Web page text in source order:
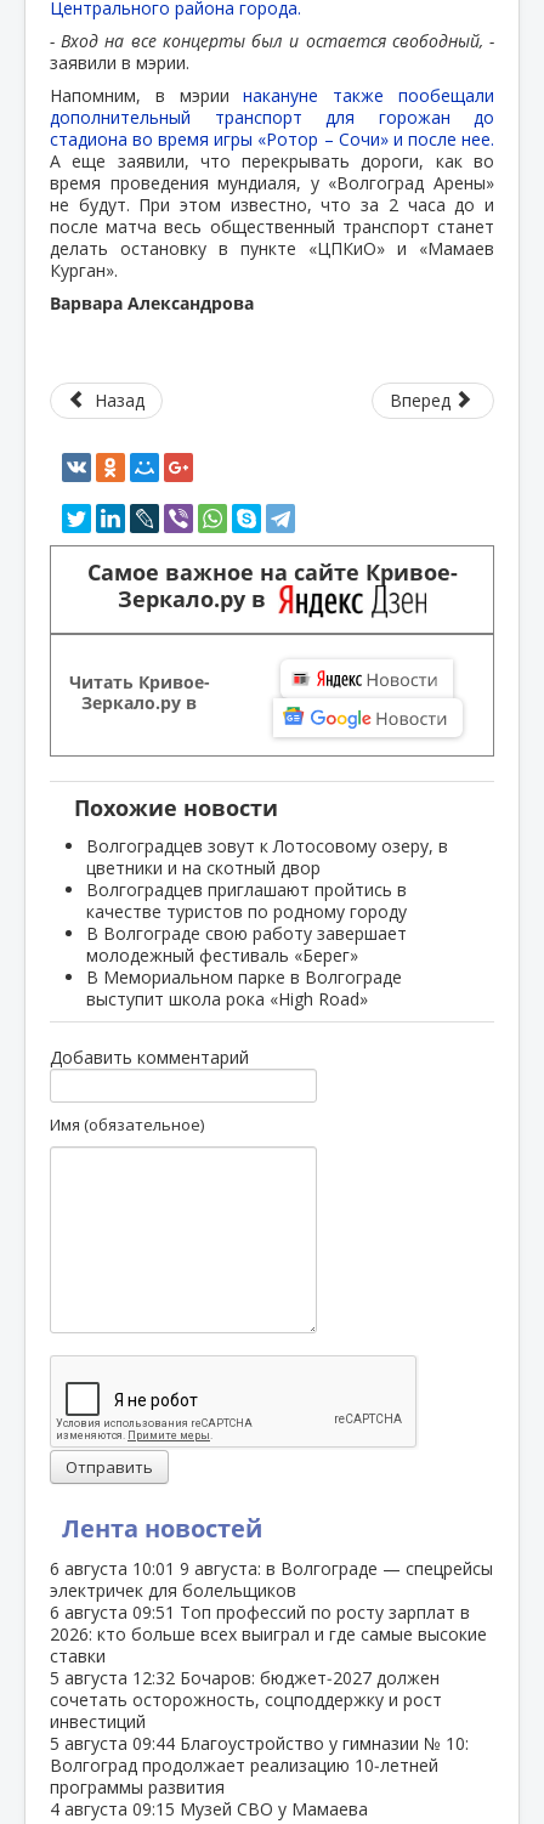
Лента новостей
6 августа 10:01 9 августа: в Волгограде — спецрейсы
электричек для болельщиков
6 августа 09:51 Топ профессий по росту зарплат в
2026: кто больше всех выиграл и где самые высокие
ставки
5 августа 12:32 Бочаров: бюджет‑2027 должен
сочетать осторожность, соцподдержку и рост
инвестиций
5 августа 09:44 Благоустройство у гимназии № 10:
Волгоград продолжает реализацию 10‑летней
программы развития
4 августа 09:15 Музей СВО у Мамаева
Центрального района города.
- Вход на все концерты был и остается свободный, -
заявили в мэрии.
Напомним, в мэриинакануне также пообещали
дополнительный транспорт для горожан до
стадиона во время игры «Ротор – Сочи» и после нее.
А еще заявили, что перекрывать дороги, как во
время проведения мундиаля, у «Волгоград Арены»
не будут. При этом известно, что за 2 часа до и
после матча весь общественный транспорт станет
делать остановку в пункте «ЦПКиО» и «Мамаев
Курган».
Варвара Александрова
Назад Вперед
Самое важное на сайте Кривое-
Зеркало.ру в
Читать Кривое-
Зеркало.ру в
Похожие новости
Волгоградцев зовут к Лотосовому озеру, в
цветники и на скотный двор
Волгоградцев приглашают пройтись в
качестве туристов по родному городу
В Волгограде свою работу завершает
молодежный фестиваль «Берег»
В Мемориальном парке в Волгограде
выступит школа рока «High Road»
Добавить комментарий
Имя (обязательное)
Отправить